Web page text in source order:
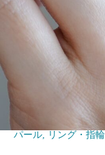
パール, リング・指輪